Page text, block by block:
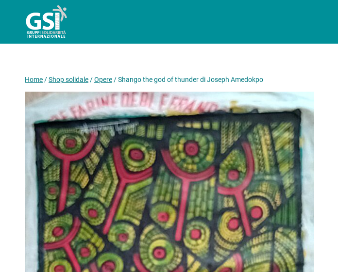
contenuto
Home/Shop solidale/Opere/Shango the god of thunder di Joseph Amedokpo